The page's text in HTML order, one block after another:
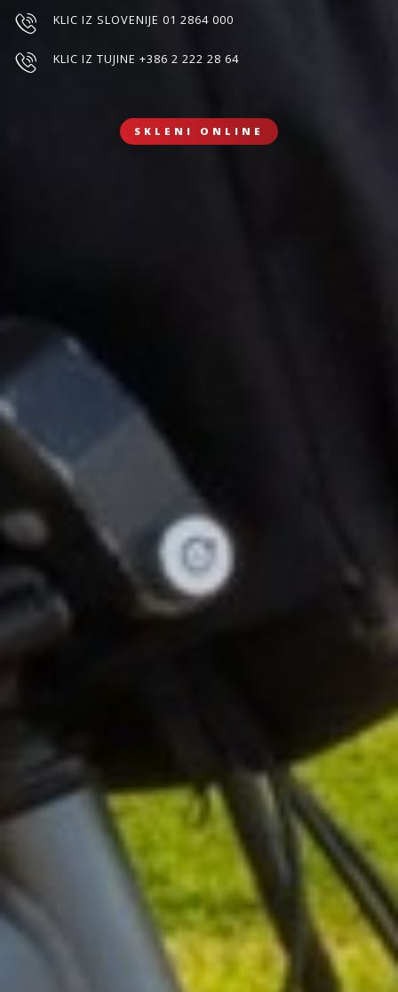
KLIC IZ SLOVENIJE 01 2864 000
KLIC IZ TUJINE +386 2 222 28 64
SKLENI ONLINE